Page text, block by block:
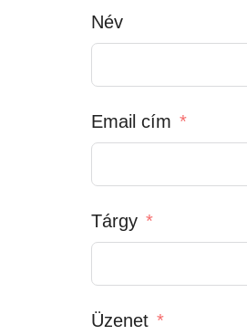
Név
Email cím
Tárgy
Üzenet